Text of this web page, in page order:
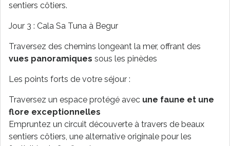
sentiers côtiers.
Jour 3 : Cala Sa Tuna à Begur
Traversez des chemins longeant la mer, offrant des
vues panoramiques sous les pinèdes
Les points forts de votre séjour :
Traversez un espace protégé avec une faune et une
flore exceptionnelles
Empruntez un circuit découverte à travers de beaux
sentiers côtiers, une alternative originale pour les